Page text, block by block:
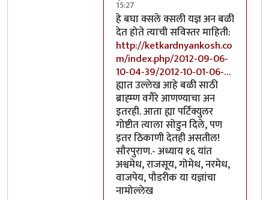
15:27
In reply toपरंतु नारळ फोडणे म्हणजे
हे बघा क्सले क्सली यज्ञ अन बळी
देत होते त्याची सविस्तर माहिती:
http://ketkardnyankosh.co
m/index.php/2012-09-06-
10-04-39/2012-10-01-06-…
ह्यात उल्लेख आहे बळी साठी
ब्राह्म्ण वगैरे आणण्याचा अन
इतरही. आता ह्या पर्टिक्युलर
गोष्टीत त्याला सोडुन दिले, पण
इतर ठिकाणी देतही असतील!
सौरपुराण.- अध्याय १६ यांत
अश्वमेध, राजसूय, गोमेध, नरमेध,
वाजपेय, पौडरीक या यज्ञांचा
नामोल्लेख